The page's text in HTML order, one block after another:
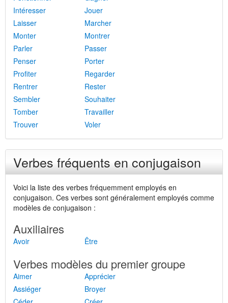
Intéresser
Jouer
Laisser
Marcher
Monter
Montrer
Parler
Passer
Penser
Porter
Profiter
Regarder
Rentrer
Rester
Sembler
Souhaiter
Tomber
Travailler
Trouver
Voler
Verbes fréquents en conjugaison
Voici la liste des verbes fréquemment employés en
conjugaison. Ces verbes sont généralement employés comme
modèles de conjugaison :
Auxiliaires
Avoir Être
Verbes modèles du premier groupe
Aimer
Apprécier
Assiéger
Broyer